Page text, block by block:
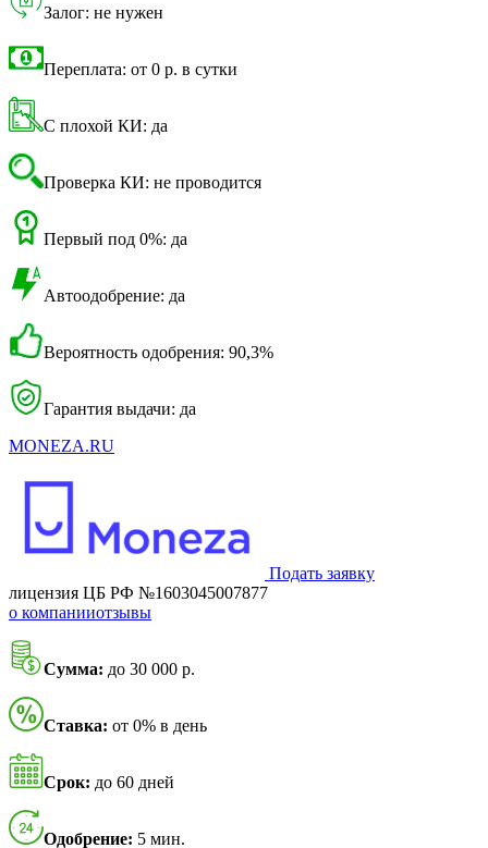
Залог: не нужен
Переплата: от 0 р. в сутки
С плохой КИ: да
Проверка КИ: не проводится
Первый под 0%: да
Автоодобрение: да
Вероятность одобрения: 90,3%
Гарантия выдачи: да
MONEZA.RU
Подать заявку
лицензия ЦБ РФ №1603045007877
о компанииотзывы
Сумма: до 30 000 р.
Ставка: от 0% в день
Срок: до 60 дней
Одобрение: 5 мин.